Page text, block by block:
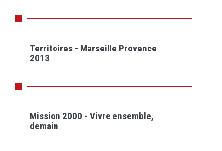
Territoires - Marseille Provence
2013
Mission 2000 - Vivre ensemble,
demain